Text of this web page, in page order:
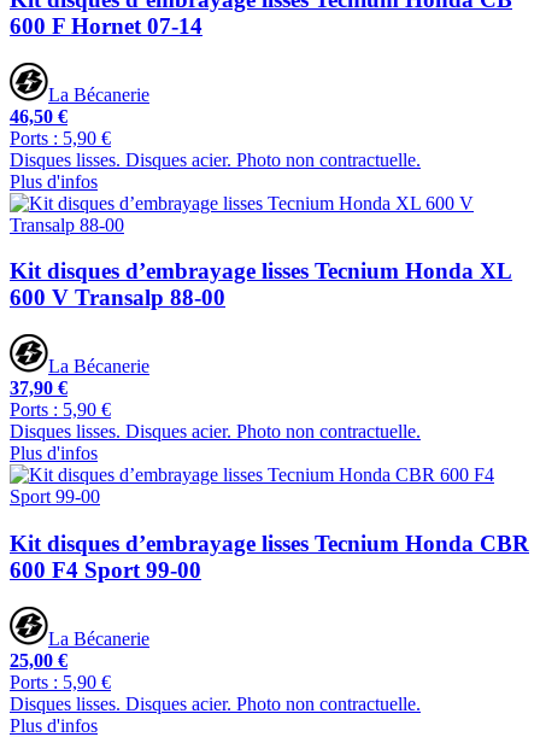
600 F Hornet 07-14
La Bécanerie
46,50 €
Ports : 5,90 €
Disques lisses. Disques acier. Photo non contractuelle.
Plus d'infos
Kit disques d’embrayage lisses Tecnium Honda XL
600 V Transalp 88-00
La Bécanerie
37,90 €
Ports : 5,90 €
Disques lisses. Disques acier. Photo non contractuelle.
Plus d'infos
Kit disques d’embrayage lisses Tecnium Honda CBR
600 F4 Sport 99-00
La Bécanerie
25,00 €
Ports : 5,90 €
Disques lisses. Disques acier. Photo non contractuelle.
Plus d'infos